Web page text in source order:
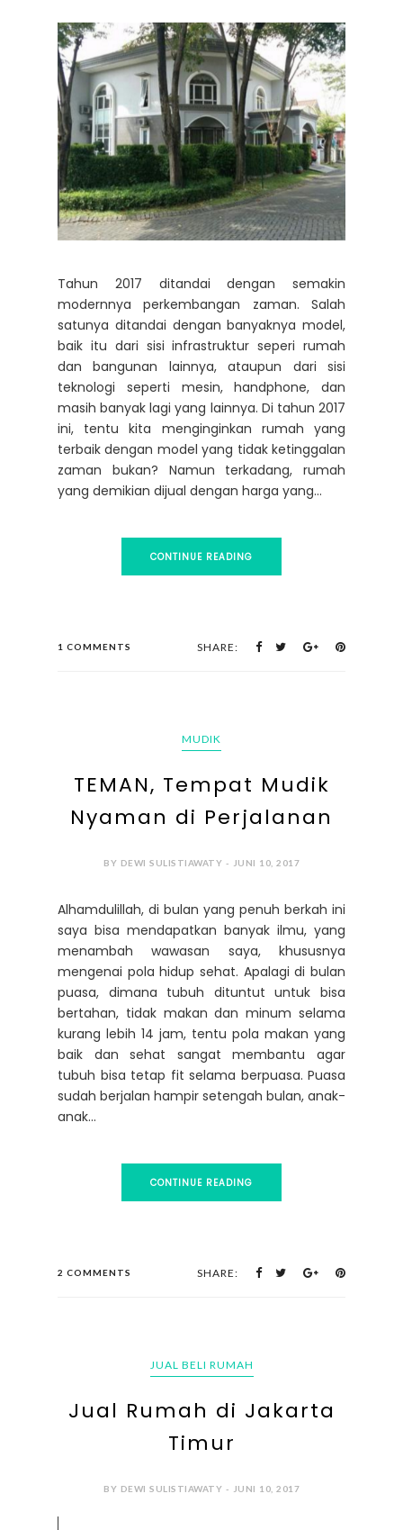
Tahun 2017 ditandai dengan semakin
modernnya perkembangan zaman. Salah
satunya ditandai dengan banyaknya model,
baik itu dari sisi infrastruktur seperi rumah
dan bangunan lainnya, ataupun dari sisi
teknologi seperti mesin, handphone, dan
masih banyak lagi yang lainnya. Di tahun 2017
ini, tentu kita menginginkan rumah yang
terbaik dengan model yang tidak ketinggalan
zaman bukan? Namun terkadang, rumah
yang demikian dijual dengan harga yang...
CONTINUE READING
1 COMMENTS SHARE:
MUDIK
TEMAN, Tempat Mudik
Nyaman di Perjalanan
BY DEWI SULISTIAWATY - JUNI 10, 2017
Alhamdulillah, di bulan yang penuh berkah ini
saya bisa mendapatkan banyak ilmu, yang
menambah wawasan saya, khususnya
mengenai pola hidup sehat. Apalagi di bulan
puasa, dimana tubuh dituntut untuk bisa
bertahan, tidak makan dan minum selama
kurang lebih 14 jam, tentu pola makan yang
baik dan sehat sangat membantu agar
tubuh bisa tetap fit selama berpuasa. Puasa
sudah berjalan hampir setengah bulan, anak-
anak...
CONTINUE READING
2 COMMENTS SHARE:
JUAL BELI RUMAH
Jual Rumah di Jakarta
Timur
BY DEWI SULISTIAWATY - JUNI 10, 2017